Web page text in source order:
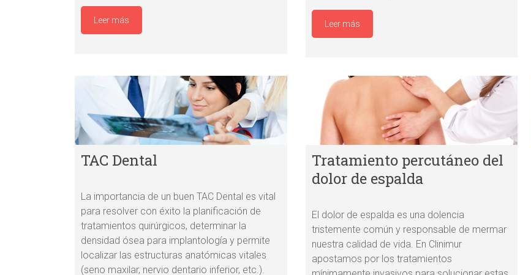
Leer más Leer más
TAC Dental
La importancia de un buen TAC Dental es vital
para resolver con éxito la planificación de
tratamientos quirúrgicos, determinar la
densidad ósea para implantología y permite
localizar las estructuras anatómicas vitales
(seno maxilar, nervio dentario inferior, etc.).
Tratamiento percutáneo del
dolor de espalda
El dolor de espalda es una dolencia
tristemente común y responsable de mermar
nuestra calidad de vida. En Clinimur
apostamos por los tratamientos